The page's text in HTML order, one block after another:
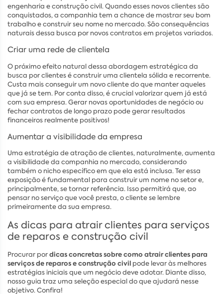
engenharia e construção civil. Quando esses novos clientes são
conquistados, a companhia tem a chance de mostrar seu bom
trabalho e construir seu nome no mercado. São consequências
naturais dessa busca por novos contratos em projetos variados.
Criar uma rede de clientela
O próximo efeito natural dessa abordagem estratégica da
busca por clientes é construir uma clientela sólida e recorrente.
Custa mais conseguir um novo cliente do que manter aqueles
que já se tem. Por conta disso, é crucial valorizar quem já está
com sua empresa. Gerar novas oportunidades de negócio ou
fechar contratos de longo prazo pode gerar resultados
financeiros realmente positivos!
Aumentar a visibilidade da empresa
Uma estratégia de atração de clientes, naturalmente, aumenta
a visibilidade da companhia no mercado, considerando
também o nicho específico em que ela está inclusa. Ter essa
exposição é fundamental para construir um nome no setor e,
principalmente, se tornar referência. Isso permitirá que, ao
pensar no serviço que você presta, o cliente se lembre
primeiramente da sua empresa.
As dicas para atrair clientes para serviços
de reparos e construção civil
Procurar pordicas concretas sobre como atrair clientes para
serviços de reparos e construção civil pode levar às melhores
estratégias iniciais que um negócio deve adotar. Diante disso,
nosso guia traz uma seleção especial do que ajudará nesse
objetivo. Confira!